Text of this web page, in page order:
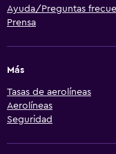
Ayuda/Preguntas
Prensa
Más
Tasas de aerolíneas
Aerolíneas
Seguridad